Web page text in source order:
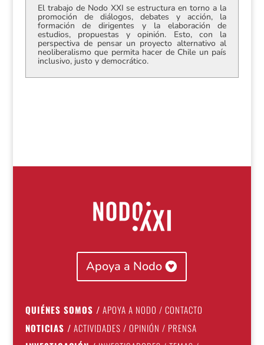
El trabajo de Nodo XXI se estructura en torno a la
promoción de diálogos, debates y acción, la
formación de dirigentes y la elaboración de
estudios, propuestas y opinión. Esto, con la
perspectiva de pensar un proyecto alternativo al
neoliberalismo que permita hacer de Chile un país
inclusivo, justo y democrático.
Apoya a Nodo
QUIÉNES SOMOS / APOYA A NODO / CONTACTO
NOTICIAS / ACTIVIDADES / OPINIÓN / PRENSA